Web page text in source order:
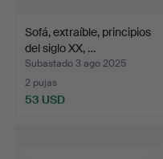
Sofá, extraíble, principios
del siglo XX, …
Subastado 3 ago 2025
2 pujas
53 USD